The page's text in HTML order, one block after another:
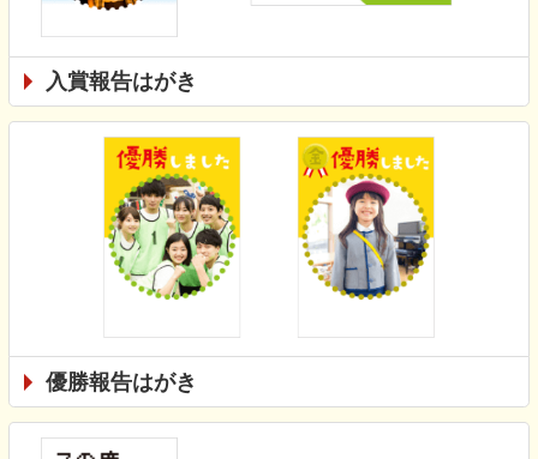
入賞報告はがき
優勝報告はがき